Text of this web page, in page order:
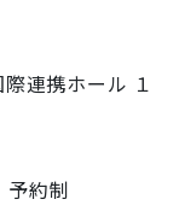
携ホール １
約制